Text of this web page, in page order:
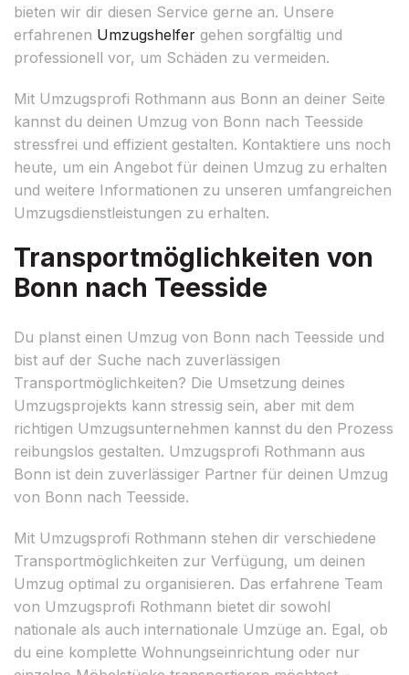
bieten wir dir diesen Service gerne an. Unsere
erfahrenen Umzugshelfer gehen sorgfältig und
professionell vor, um Schäden zu vermeiden.
Mit Umzugsprofi Rothmann aus Bonn an deiner Seite
kannst du deinen Umzug von Bonn nach Teesside
stressfrei und effizient gestalten. Kontaktiere uns noch
heute, um ein Angebot für deinen Umzug zu erhalten
und weitere Informationen zu unseren umfangreichen
Umzugsdienstleistungen zu erhalten.
Transportmöglichkeiten von
Bonn nach Teesside
Du planst einen Umzug von Bonn nach Teesside und
bist auf der Suche nach zuverlässigen
Transportmöglichkeiten? Die Umsetzung deines
Umzugsprojekts kann stressig sein, aber mit dem
richtigen Umzugsunternehmen kannst du den Prozess
reibungslos gestalten. Umzugsprofi Rothmann aus
Bonn ist dein zuverlässiger Partner für deinen Umzug
von Bonn nach Teesside.
Mit Umzugsprofi Rothmann stehen dir verschiedene
Transportmöglichkeiten zur Verfügung, um deinen
Umzug optimal zu organisieren. Das erfahrene Team
von Umzugsprofi Rothmann bietet dir sowohl
nationale als auch internationale Umzüge an. Egal, ob
du eine komplette Wohnungseinrichtung oder nur